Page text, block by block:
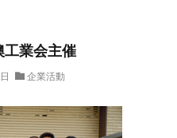
工業会主催
企業活動
2022_vol.18
2024_vol.21
ハリマロイヤルセレクション